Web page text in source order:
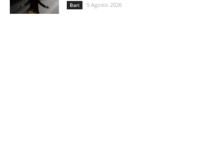
Bari 5 Agosto 2026